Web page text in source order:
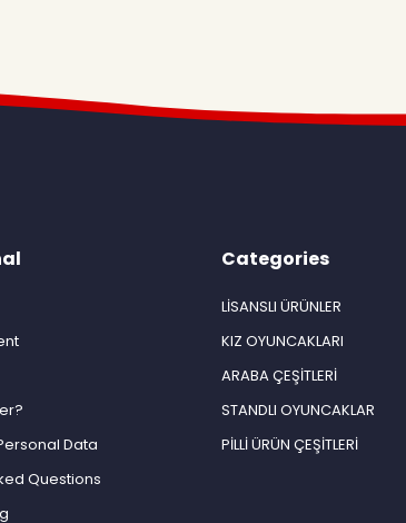
Data
Questions
Categories
LİSANSLI ÜRÜNLER
KIZ OYUNCAKLARI
ARABA ÇEŞİTLERİ
STANDLI OYUNCAKLAR
PİLLİ ÜRÜN ÇEŞİTLERİ